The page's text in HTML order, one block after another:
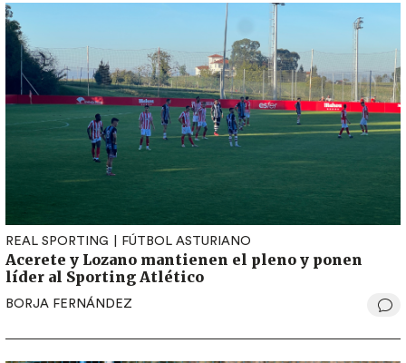
REAL SPORTING FÚTBOL ASTURIANO
Acerete y Lozano mantienen el pleno y ponen
líder al Sporting Atlético
BORJA FERNÁNDEZ